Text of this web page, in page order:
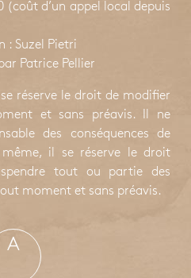
(coût d’un appel local depuis
: Suzel Pietri
Patrice Pellier
réserve le droit de modifier
et sans préavis. Il ne
des conséquences de
il se réserve le droit
tout ou partie des
moment et sans préavis.
A